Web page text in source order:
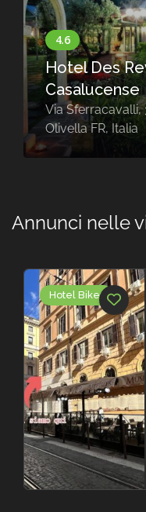
Hotel Des
Casalucense
Via Sferracavalli,
Olivella FR, Italia
Annunci nelle
Hotel Biker